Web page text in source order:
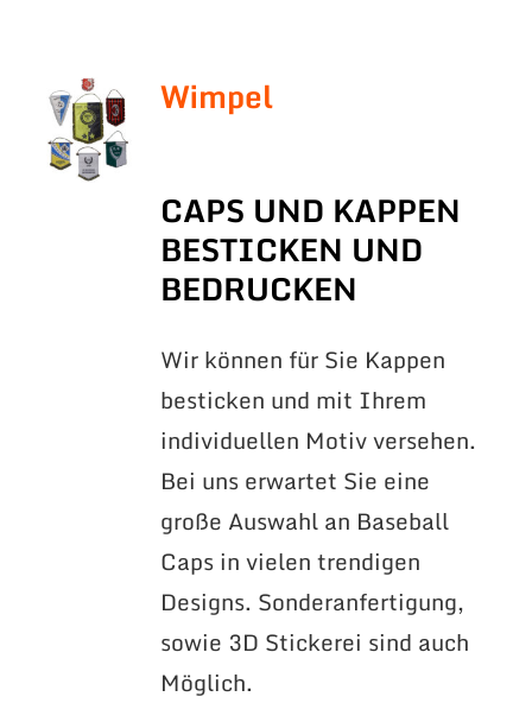
Wimpel
CAPS UND KAPPEN
BESTICKEN UND
BEDRUCKEN
Wir können für Sie Kappen
besticken und mit Ihrem
individuellen Motiv versehen.
Bei uns erwartet Sie eine
große Auswahl an Baseball
Caps in vielen trendigen
Designs. Sonderanfertigung,
sowie 3D Stickerei sind auch
Möglich.